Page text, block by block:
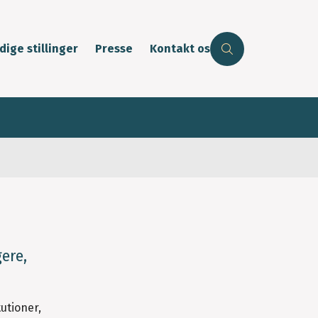
stillinger Presse Kontakt os